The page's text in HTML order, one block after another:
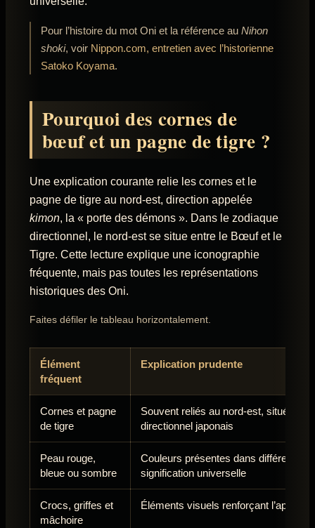
Pour l’histoire du mot Oni et la référence au Nihon
shoki, voir Nippon.com, entretien avec l’historienne
Satoko Koyama.
Pourquoi des cornes de
bœuf et un pagne de tigre ?
Une explication courante relie les cornes et le
pagne de tigre au nord-est, direction appelée
kimon, la « porte des démons ». Dans le zodiaque
directionnel, le nord-est se situe entre le Bœuf et le
Tigre. Cette lecture explique une iconographie
fréquente, mais pas toutes les représentations
historiques des Oni.
Faites défiler le tableau horizontalement.
Élément
fréquent
Explication prudente
Cornes et pagne
de tigre
Souvent reliés au nord-est, situé
directionnel japonais
Peau rouge,
bleue ou sombre
Couleurs présentes dans différents
signification universelle
Crocs, griffes et
mâchoire
Éléments visuels renforçant